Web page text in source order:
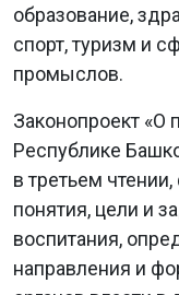
образование,
спорт, туризм и
промыслов.
Законопроект «О
Республике
в третьем
понятия, цели и
воспитания,
направления и